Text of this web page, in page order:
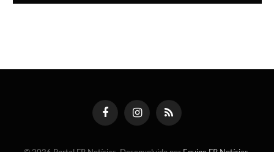
FacebookInstagramRSS